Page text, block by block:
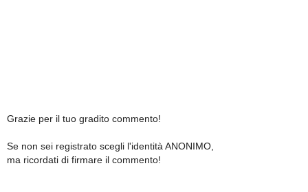
Grazie per il tuo gradito commento!
Se non sei registrato scegli l'identità ANONIMO,
ma ricordati di firmare il commento!